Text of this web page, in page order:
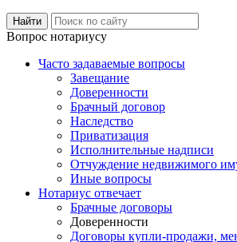
Вопрос нотариусу
Часто задаваемые вопросы
Завещание
Доверенности
Брачный договор
Наследство
Приватизация
Исполнительные надписи
Отчуждение недвижимого
Иные вопросы
Нотариус отвечает
Брачные договоры
Доверенности
Договоры купли-продажи,